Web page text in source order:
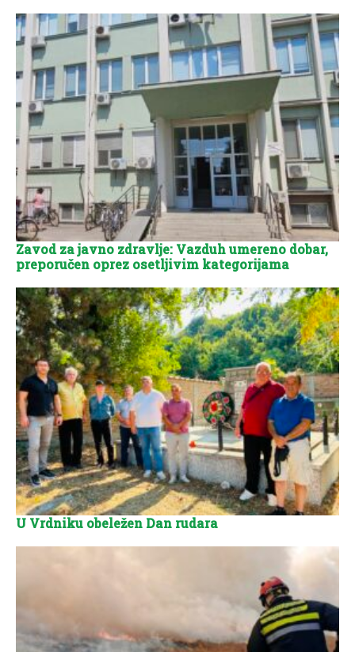
Zavod za javno zdravlje: Vazduh umereno dobar,
preporučen oprez osetljivim kategorijama
U Vrdniku obeležen Dan rudara